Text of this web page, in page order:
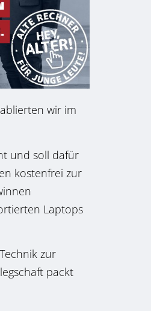
wir im
und soll dafür
kostenfrei zur
Laptops
zur
packt